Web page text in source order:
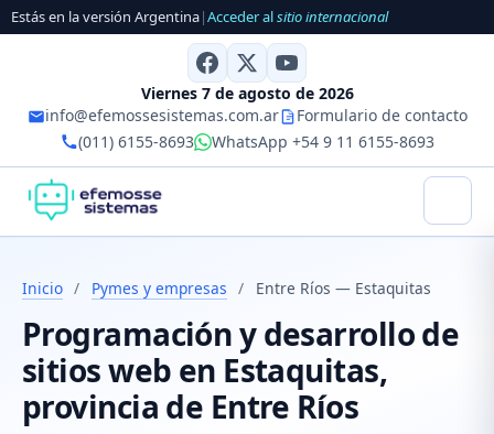
Estás en la versión Argentina|Acceder alsitio internacional
Viernes 7 de agosto de 2026
info@efemossesistemas.com.ar
Formulario de contacto
(011) 6155-8693
WhatsApp +54 9 11 6155-8693
Inicio / Pymes y empresas / Entre Ríos — Estaquitas
Programación y desarrollo de
sitios web en Estaquitas,
provincia de Entre Ríos